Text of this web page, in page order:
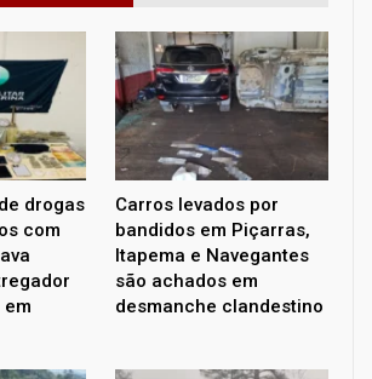
drogas
com
Carros levados por
bandidos em Piçarras,
Itapema e Navegantes
são achados em
desmanche clandestino